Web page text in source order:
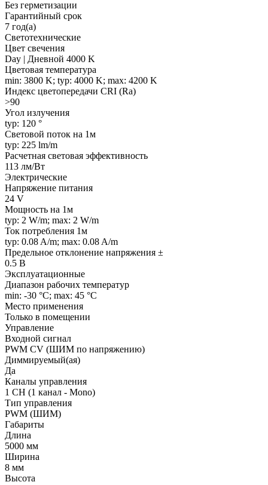
Без герметизации
Гарантийный срок
7 год(а)
Светотехнические
Цвет свечения
Day | Дневной 4000 K
Цветовая температура
min: 3800 K; typ: 4000 K; max: 4200 K
Индекс цветопередачи CRI (Ra)
>90
Угол излучения
typ: 120 °
Световой поток на 1м
typ: 225 lm/m
Расчетная световая эффективность
113 лм/Вт
Электрические
Напряжение питания
24 V
Мощность на 1м
typ: 2 W/m; max: 2 W/m
Ток потребления 1м
typ: 0.08 A/m; max: 0.08 A/m
Предельное отклонение напряжения ±
0.5 В
Эксплуатационные
Диапазон рабочих температур
min: -30 °C; max: 45 °C
Место применения
Только в помещении
Управление
Входной сигнал
PWM СV (ШИМ по напряжению)
Диммируемый(ая)
Да
Каналы управления
1 CH (1 канал - Mono)
Тип управления
PWM (ШИМ)
Габариты
Длина
5000 мм
Ширина
8 мм
Высота